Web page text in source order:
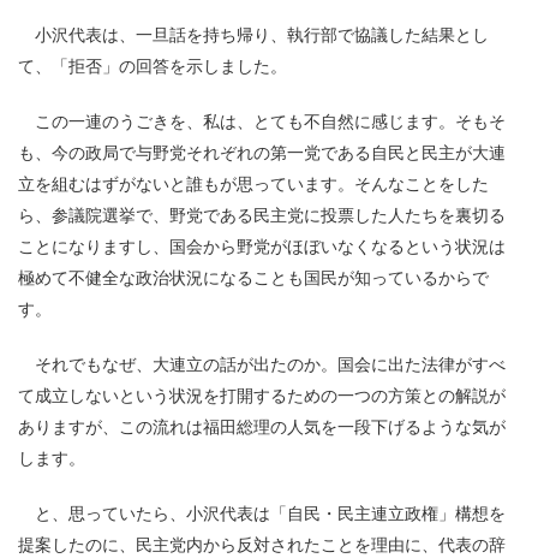
小沢代表は、一旦話を持ち帰り、執行部で協議した結果とし
て、「拒否」の回答を示しました。
この一連のうごきを、私は、とても不自然に感じます。そもそ
も、今の政局で与野党それぞれの第一党である自民と民主が大連
立を組むはずがないと誰もが思っています。そんなことをした
ら、参議院選挙で、野党である民主党に投票した人たちを裏切る
ことになりますし、国会から野党がほぼいなくなるという状況は
極めて不健全な政治状況になることも国民が知っているからで
す。
それでもなぜ、大連立の話が出たのか。国会に出た法律がすべ
て成立しないという状況を打開するための一つの方策との解説が
ありますが、この流れは福田総理の人気を一段下げるような気が
します。
と、思っていたら、小沢代表は「自民・民主連立政権」構想を
提案したのに、民主党内から反対されたことを理由に、代表の辞